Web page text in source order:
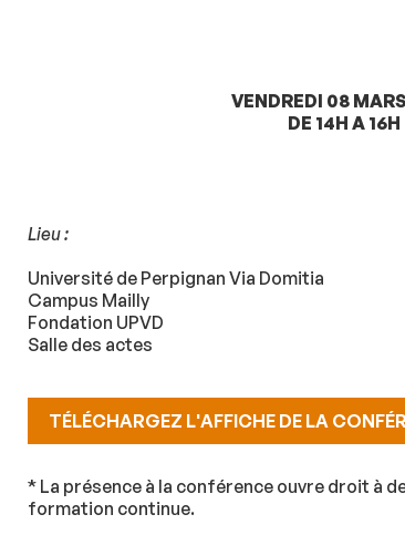
VENDREDI 08
DE 14H A 16H
Lieu :
Université de Perpignan Via Domitia
Campus Mailly
Fondation UPVD
Salle des actes
TÉLÉCHARGEZ L'AFFICHE DE LA
* La présence à la conférence ouvre droit à
formation continue.